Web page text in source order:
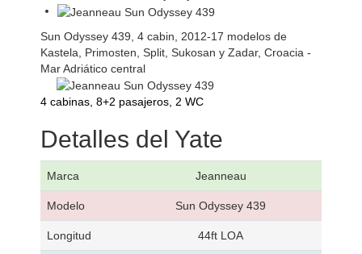
Sun Odyssey 439, 4 cabin, 2012-17 modelos de
Kastela, Primosten, Split, Sukosan y Zadar, Croacia -
Mar Adriático central
4 cabinas, 8+2 pasajeros, 2 WC
Detalles del Yate
Marca Jeanneau
Modelo Sun Odyssey 439
Longitud 44ft LOA